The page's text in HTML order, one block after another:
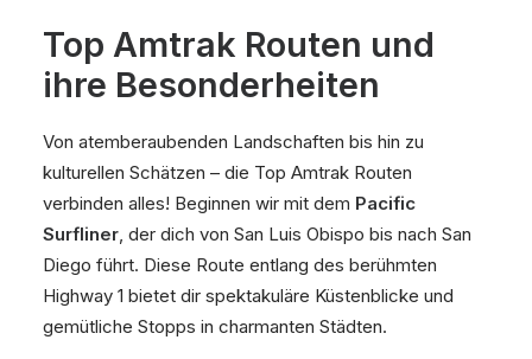
Top Amtrak Routen und
ihre Besonderheiten
Von atemberaubenden Landschaften bis hin zu
kulturellen Schätzen – die Top Amtrak Routen
verbinden alles! Beginnen wir mit dem Pacific
Surfliner, der dich von San Luis Obispo bis nach San
Diego führt. Diese Route entlang des berühmten
Highway 1 bietet dir spektakuläre Küstenblicke und
gemütliche Stopps in charmanten Städten.